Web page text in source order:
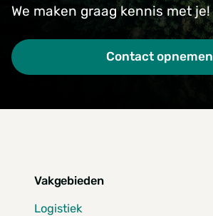
We maken graag kennis met je!
Contact opnemen
Vakgebieden
Logistiek